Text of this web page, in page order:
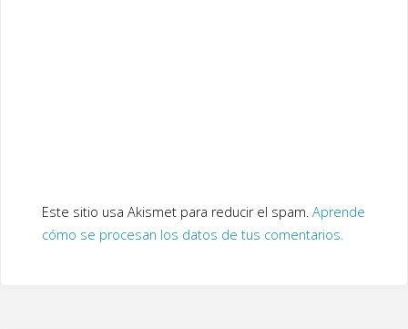
Este sitio usa Akismet para reducir el spam. Aprende
cómo se procesan los datos de tus comentarios.